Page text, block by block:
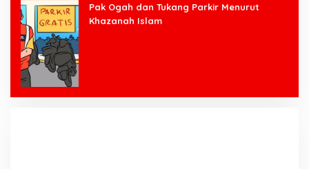
Pak Ogah dan Tukang Parkir Menurut
Khazanah Islam